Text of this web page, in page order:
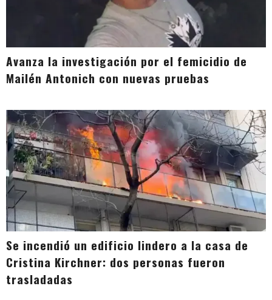
Avanza la investigación por el femicidio de
Mailén Antonich con nuevas pruebas
Se incendió un edificio lindero a la casa de
Cristina Kirchner: dos personas fueron
trasladadas